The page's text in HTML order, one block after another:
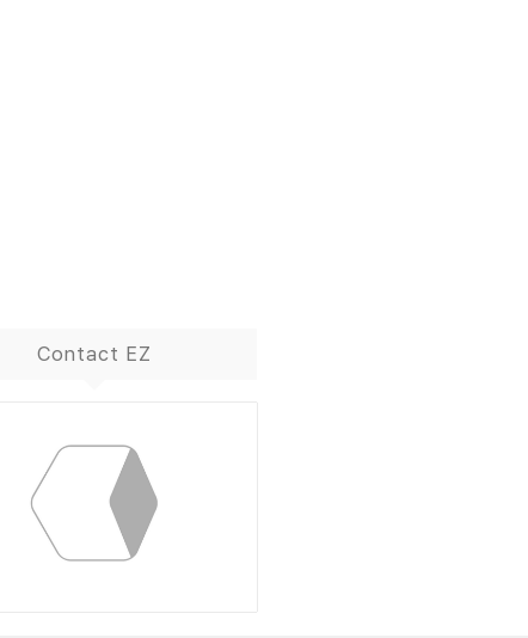
Contact EZ